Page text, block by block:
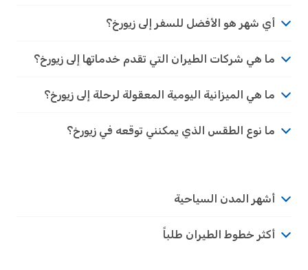
أي شهر هو الأفضل للسفر إلى زيورخ؟
ما هي شركات الطيران التي تقدم خدماتها إلى زيورخ؟
ما هي الميزانية اليومية المعقولة لرحلة إلى زيورخ؟
ما نوع الطقس الذي يمكنني توقعه في زيورخ؟
أشهر المدن السياحية
أكثر خطوط الطيران طلباً